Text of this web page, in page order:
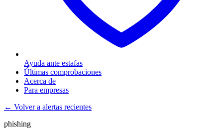
Ayuda ante estafas
Últimas comprobaciones
Acerca de
Para empresas
← Volver a alertas recientes
phishing